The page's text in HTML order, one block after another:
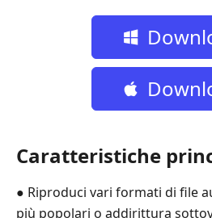
Caratteristiche
● Riproduci vari formati di file
più popolari o addirittura